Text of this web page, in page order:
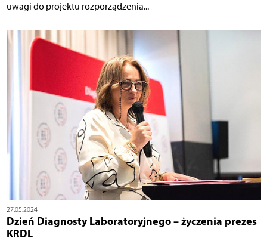
uwagi do projektu rozporządzenia...
27.05.2024
Dzień Diagnosty Laboratoryjnego – życzenia prezes
KRDL